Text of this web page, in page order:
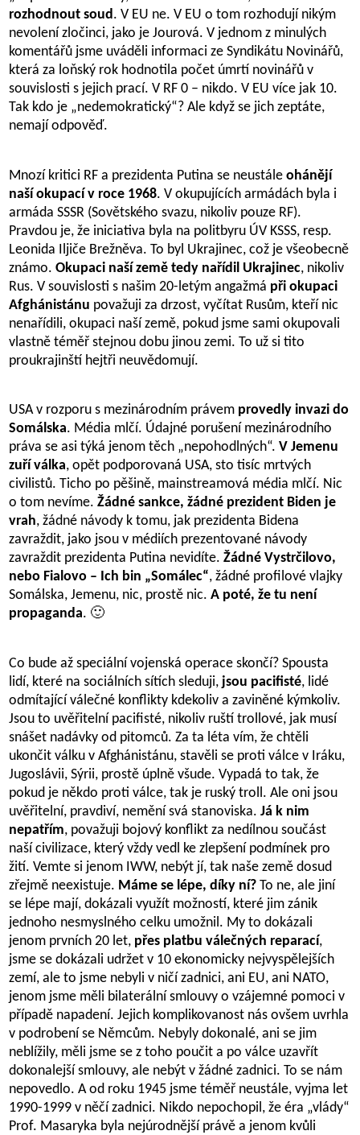
rozhodnout soud. V EU ne. V EU o tom rozhodují nikým
nevolení zločinci, jako je Jourová. V jednom z minulých
komentářů jsme uváděli informaci ze Syndikátu Novinářů,
která za loňský rok hodnotila počet úmrtí novinářů v
souvislosti s jejich prací. V RF 0 – nikdo. V EU více jak 10.
Tak kdo je „nedemokratický“? Ale když se jich zeptáte,
nemají odpověď.
Mnozí kritici RF a prezidenta Putina se neustáleohánějí
naší okupací v roce 1968. V okupujících armádách byla i
armáda SSSR (Sovětského svazu, nikoliv pouze RF).
Pravdou je, že iniciativa byla na politbyru ÚV KSSS, resp.
Leonida Iljiče Brežněva. To byl Ukrajinec, což je všeobecně
známo.Okupaci naší země tedy nařídil Ukrajinec, nikoliv
Rus. V souvislosti s našim 20-letým angažmá při okupaci
Afghánistánu považuji za drzost, vyčítat Rusům, kteří nic
nenařídili, okupaci naší země, pokud jsme sami okupovali
vlastně téměř stejnou dobu jinou zemi. To už si tito
proukrajinští hejtři neuvědomují.
USA v rozporu s mezinárodním právem provedly invazi do
Somálska. Média mlčí. Údajné porušení mezinárodního
práva se asi týká jenom těch „nepohodlných“.V Jemenu
zuří válka, opět podporovaná USA, sto tisíc mrtvých
civilistů. Ticho po pěšině, mainstreamová média mlčí. Nic
o tom nevíme.Žádné sankce, žádné prezident Biden je
vrah, žádné návody k tomu, jak prezidenta Bidena
zavraždit, jako jsou v médiích prezentované návody
zavraždit prezidenta Putina nevidíte.Žádné Vystrčilovo,
nebo Fialovo – Ich bin „Somálec“, žádné profilové vlajky
Somálska, Jemenu, nic, prostě nic.A poté, že tu není
propaganda. 🙂
Co bude až speciální vojenská operace skončí? Spousta
lidí, které na sociálních sítích sleduji, jsou pacifisté, lidé
odmítající válečné konflikty kdekoliv a zaviněné kýmkoliv.
Jsou to uvěřitelní pacifisté, nikoliv ruští trollové, jak musí
snášet nadávky od pitomců. Za ta léta vím, že chtěli
ukončit válku v Afghánistánu, stavěli se proti válce v Iráku,
Jugoslávii, Sýrii, prostě úplně všude. Vypadá to tak, že
pokud je někdo proti válce, tak je ruský troll. Ale oni jsou
uvěřitelní, pravdiví, nemění svá stanoviska.Já k nim
nepatřím, považuji bojový konflikt za nedílnou součást
naší civilizace, který vždy vedl ke zlepšení podmínek pro
žití. Vemte si jenom IWW, nebýt jí, tak naše země dosud
zřejmě neexistuje. Máme se lépe, díky ní? To ne, ale jiní
se lépe mají, dokázali využít možností, které jim zánik
jednoho nesmyslného celku umožnil. My to dokázali
jenom prvních 20 let, přes platbu válečných reparací,
jsme se dokázali udržet v 10 ekonomicky nejvyspělejších
zemí, ale to jsme nebyli v ničí zadnici, ani EU, ani NATO,
jenom jsme měli bilaterální smlouvy o vzájemné pomoci v
případě napadení. Jejich komplikovanost nás ovšem uvrhla
v podrobení se Němcům. Nebyly dokonalé, ani se jim
neblížily, měli jsme se z toho poučit a po válce uzavřít
dokonalejší smlouvy, ale nebýt v žádné zadnici. To se nám
nepovedlo. A od roku 1945 jsme téměř neustále, vyjma let
1990-1999 v něčí zadnici. Nikdo nepochopil, že éra „vlády“
Prof. Masaryka byla nejúrodnější právě a jenom kvůli